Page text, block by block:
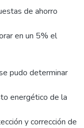
de ahorro
en un 5% el
pudo determinar
energético de la
y corrección de